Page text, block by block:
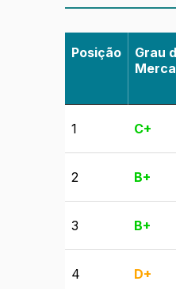
Posição
Grau
1 C+
2 B+
3 B+
4 D+